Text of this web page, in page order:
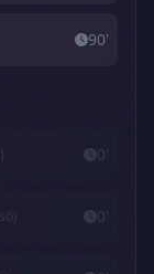
90'
0'
0'